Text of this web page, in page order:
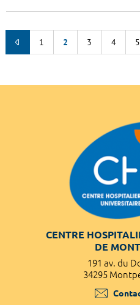
1 2 3 4 5
CENTRE
DE
191 av. du
34295